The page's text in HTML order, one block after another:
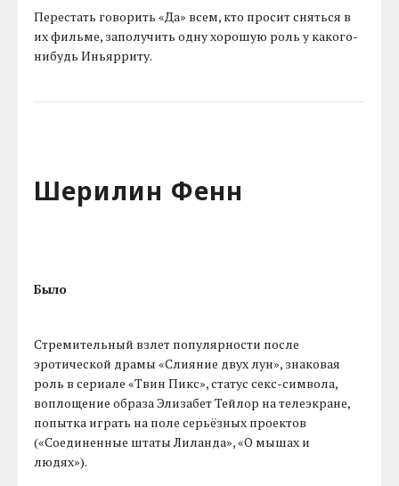
Перестать говорить «Да» всем, кто просит сняться в
их фильме, заполучить одну хорошую роль у какого-
нибудь Иньярриту.
Шерилин Фенн
Было
Стремительный взлет популярности после
эротической драмы «Слияние двух лун», знаковая
роль в сериале «Твин Пикс», статус секс-символа,
воплощение образа Элизабет Тейлор на телеэкране,
попытка играть на поле серьёзных проектов
(«Соединенные штаты Лиланда», «О мышах и
людях»).